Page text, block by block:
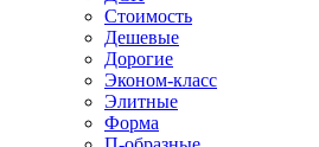
Стоимость
Дешевые
Дорогие
Эконом-класс
Элитные
Форма